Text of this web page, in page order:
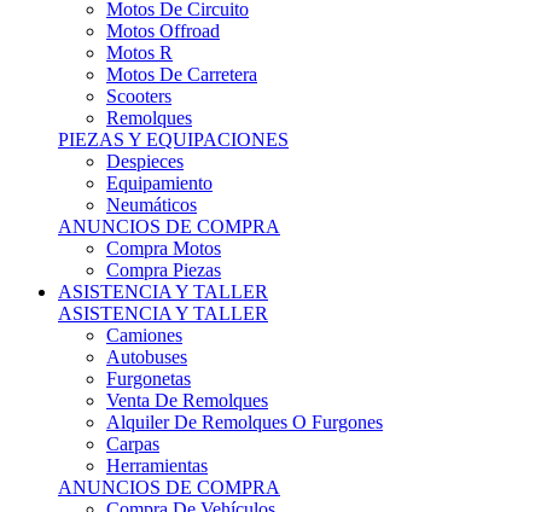
Motos R
Motos De Carretera
Scooters
Remolques
PIEZAS Y EQUIPACIONES
Despieces
Equipamiento
Neumáticos
ANUNCIOS DE COMPRA
Compra Motos
Compra Piezas
ASISTENCIA Y TALLER
ASISTENCIA Y TALLER
Camiones
Autobuses
Furgonetas
Venta De Remolques
Alquiler De Remolques O Furgones
Carpas
Herramientas
ANUNCIOS DE COMPRA
Compra De Vehículos
Compra De Herramientas